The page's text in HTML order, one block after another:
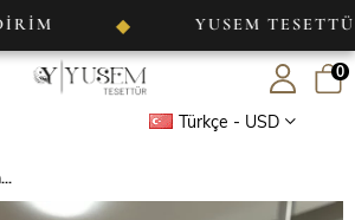
◆ YUSEM TESETTÜR
Türkçe - USD
0
Kolları Pelerinli Abiye Lila